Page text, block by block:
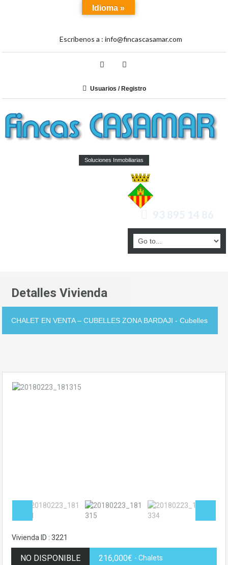
Escríbenos a : info@fincascasamar.com
Usuarios / Registro
Soluciones Inmobiliarias
93 895 14 86
Detalles Vivienda
CHALET EN VENTA – CUBELLES ZONA BARDAJI - Cubelles
Vivienda ID : 3221
NO DISPONIBLE 216,000€ - Chalets
Idioma »